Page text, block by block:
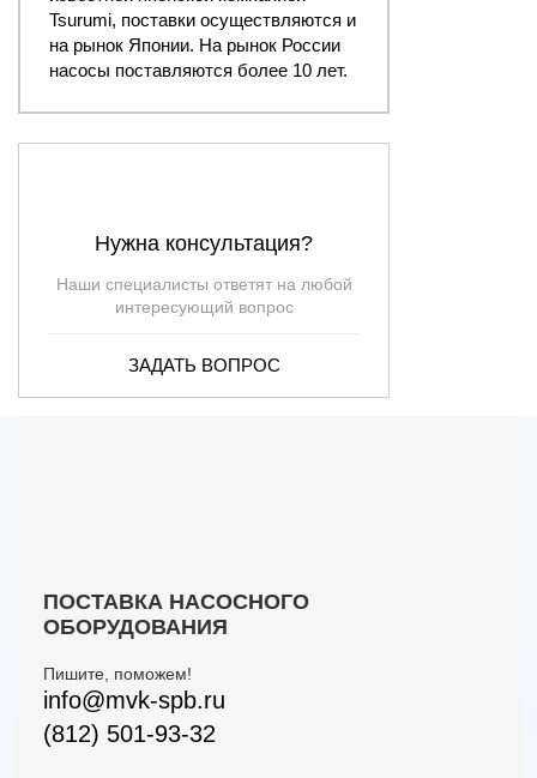
Tsurumi, поставки осуществляются и
на рынок Японии. На рынок России
насосы поставляются более 10 лет.
Нужна консультация?
Наши специалисты ответят на любой
интересующий вопрос
ЗАДАТЬ ВОПРОС
ПОСТАВКА НАСОСНОГО
ОБОРУДОВАНИЯ
Пишите, поможем!
info@mvk-spb.ru
(812) 501-93-32